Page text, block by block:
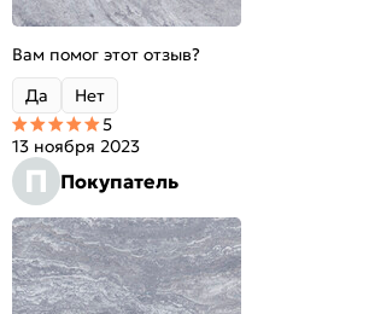
Вам помог этот отзыв?
Да
Нет
П Покупатель
13 ноября 2023
5